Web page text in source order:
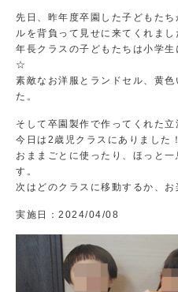
先日、昨年度卒園した子どもた
ルを背負って見せに来てくれまし
年長クラスの子どもたちは小学
☆
素敵なお洋服とランドセル、黄
た。
そして卒園製作で作ってくれた
今日は2歳児クラスにありました！
おままごとに使ったり、ほっと
す。
次はどのクラスに移動するか、お
実施日： 2024/04/08